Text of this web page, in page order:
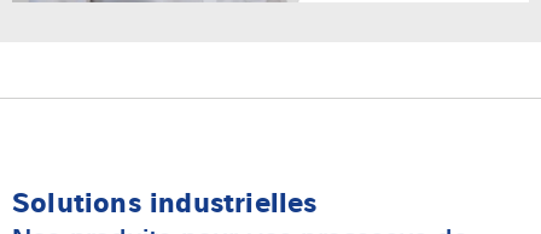
Solutions industrielles